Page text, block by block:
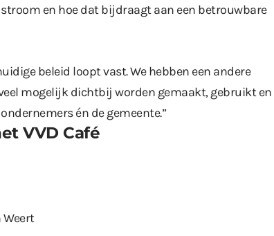
en hoe dat bijdraagt aan een betrouwbare
beleid loopt vast. We hebben een andere
mogelijk dichtbij worden gemaakt, gebruikt en
én de gemeente.”
VVD Café
Weert